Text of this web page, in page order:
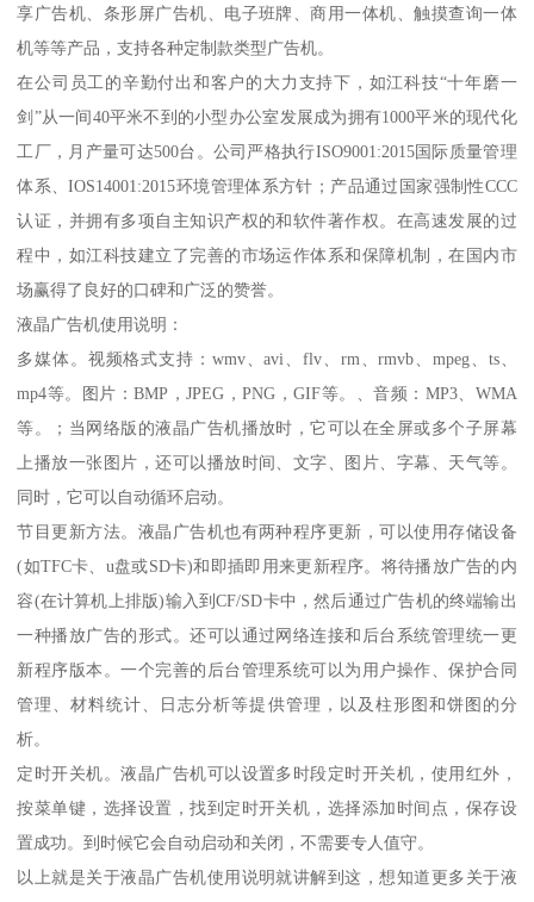
享广告机、条形屏广告机、电子班牌、商用一体机、触摸查询一体
机等等产品，支持各种定制款类型广告机。
在公司员工的辛勤付出和客户的大力支持下，如江科技“十年磨一
剑”从一间40平米不到的小型办公室发展成为拥有1000平米的现代化
工厂，月产量可达500台。公司严格执行ISO9001:2015国际质量管理
体系、IOS14001:2015环境管理体系方针；产品通过国家强制性CCC
认证，并拥有多项自主知识产权的和软件著作权。在高速发展的过
程中，如江科技建立了完善的市场运作体系和保障机制，在国内市
场赢得了良好的口碑和广泛的赞誉。
液晶广告机使用说明：
多媒体。视频格式支持：wmv、avi、flv、rm、rmvb、mpeg、ts、
mp4等。图片：BMP，JPEG，PNG，GIF等。、音频：MP3、WMA
等。；当网络版的液晶广告机播放时，它可以在全屏或多个子屏幕
上播放一张图片，还可以播放时间、文字、图片、字幕、天气等。
同时，它可以自动循环启动。
节目更新方法。液晶广告机也有两种程序更新，可以使用存储设备
(如TFC卡、u盘或SD卡)和即插即用来更新程序。将待播放广告的内
容(在计算机上排版)输入到CF/SD卡中，然后通过广告机的终端输出
一种播放广告的形式。还可以通过网络连接和后台系统管理统一更
新程序版本。一个完善的后台管理系统可以为用户操作、保护合同
管理、材料统计、日志分析等提供管理，以及柱形图和饼图的分
析。
定时开关机。液晶广告机可以设置多时段定时开关机，使用红外，
按菜单键，选择设置，找到定时开关机，选择添加时间点，保存设
置成功。到时候它会自动启动和关闭，不需要专人值守。
以上就是关于液晶广告机使用说明就讲解到这，想知道更多关于液